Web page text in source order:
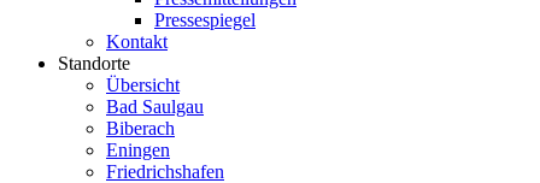
Pressespiegel
Kontakt
Standorte
Übersicht
Bad Saulgau
Biberach
Eningen
Friedrichshafen